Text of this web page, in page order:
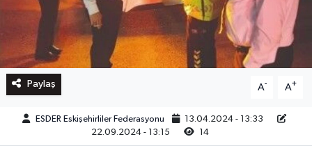
Paylaş A- A+
ESDER Eskişehirliler Federasyonu
13.04.2024 - 13:33
22.09.2024 - 13:15
14